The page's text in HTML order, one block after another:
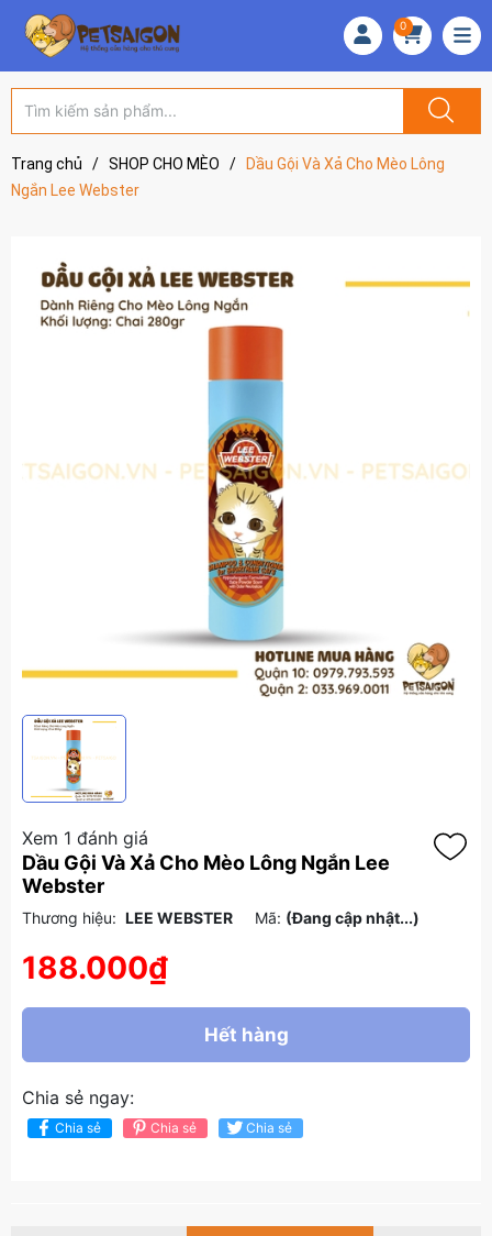
0
Trang chủ / SHOP CHO MÈO /
Dầu Gội Và Xả Cho Mèo Lông
Ngắn Lee Webster
Xem 1 đánh giá
Dầu Gội Và Xả Cho Mèo Lông Ngắn Lee
Webster
Thương hiệu: LEE WEBSTER Mã: (Đang cập nhật...)
188.000₫
Hết hàng
Chia sẻ ngay:
Chia sẻ Chia sẻ Chia sẻ